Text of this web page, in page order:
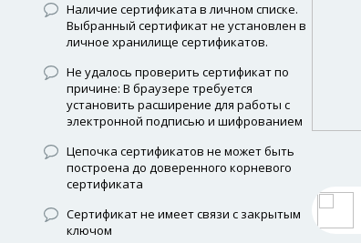
Наличие сертификата в личном списке.
Выбранный сертификат не установлен в
личное хранилище сертификатов.
Не удалось проверить сертификат по
причине: В браузере требуется
установить расширение для работы с
электронной подписью и шифрованием
Цепочка сертификатов не может быть
построена до доверенного корневого
сертификата
Сертификат не имеет связи с закрытым
ключом